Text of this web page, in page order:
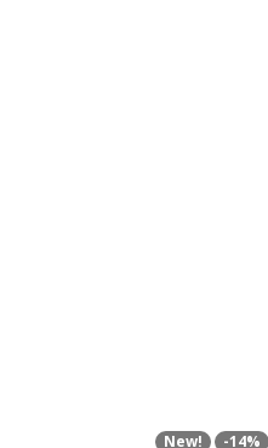
New! -14%